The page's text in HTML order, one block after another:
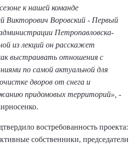
к нашей команде
Викторович Воровский - Первый
Петропавловска-
из лекций он расскажет
выстраивать отношения с
по самой актуальной для
дворов от снега и
придомовых территорий», -
востребованность проекта:
собственники, председатели